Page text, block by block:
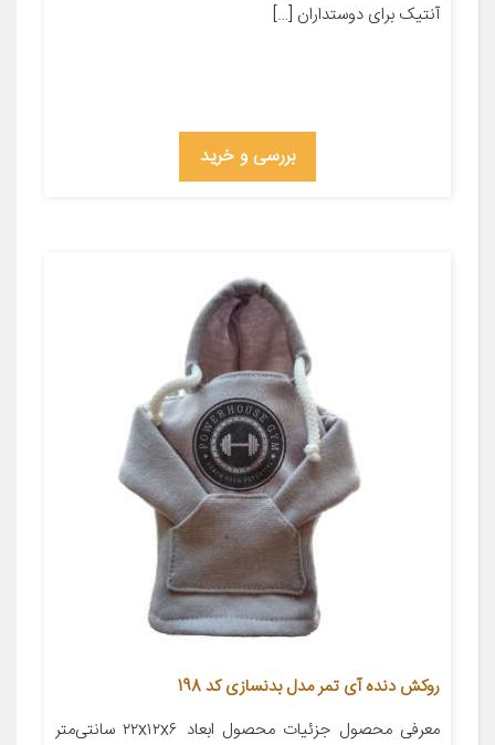
آنتیک برای دوستداران […]
بررسی و خرید
روکش دنده آی تمر مدل بدنسازی کد 198
معرفی محصول جزئیات محصول ابعاد ۲۲x۱۲x۶ سانتی‌متر